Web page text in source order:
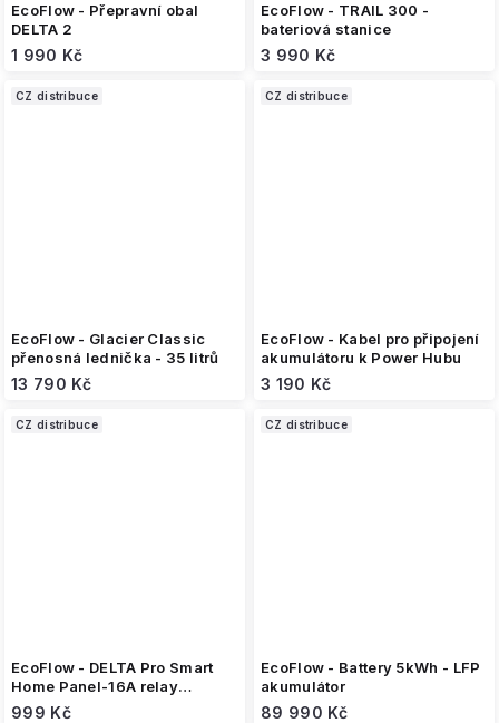
EcoFlow - Přepravní obal
DELTA 2
1 990 Kč
EcoFlow - TRAIL 300 -
bateriová stanice
3 990 Kč
CZ distribuce
EcoFlow - Glacier Classic
přenosná lednička - 35 litrů
13 790 Kč
CZ distribuce
EcoFlow - Kabel pro připojení
akumulátoru k Power Hubu
3 190 Kč
CZ distribuce
EcoFlow - DELTA Pro Smart
Home Panel-16A relay
module
999 Kč
CZ distribuce
EcoFlow - Battery 5kWh - LFP
akumulátor
89 990 Kč